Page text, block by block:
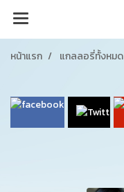
หน้าแรก แกลลอรี่ทั้งหมด